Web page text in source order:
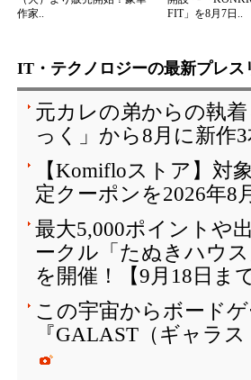
作家..
FIT」を8月7日..
IT・テクノロジーの最新プレス
元カレの弟からの執
っく」から8月に新作
【Komifloストア】対
定クーポンを2026年8
最大5,000ポイントや
ークル「たぬきハウ
を開催！【9月18日まで
この宇宙からボード
『GALAST（ギャラ